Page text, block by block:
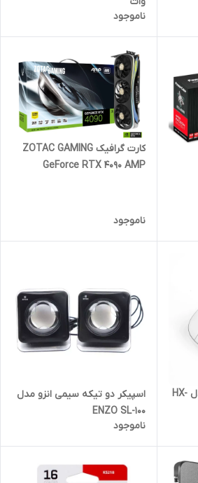
ناموجود
کارت گرافیک ZOTAC GAMING
GeForce RTX 4090 AMP
ناموجود
ماوس بی سیم هیسکا مدل HX-
اسپیکر دو تیکه سیمی انزو مدل
ENZO SL-100
ناموجود